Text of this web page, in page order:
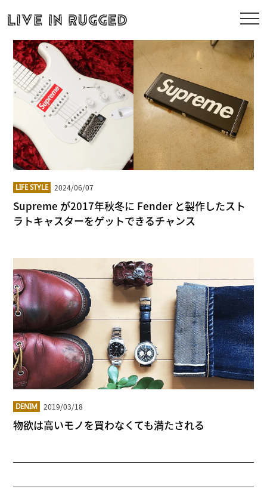
LIFE STYLE 2024/06/07
Supreme が2017年秋冬に Fender と製作したスト
ラトキャスターをゲットできるチャンス
DENIM 2019/03/18
物欲は高いモノを買わなくても満たされる